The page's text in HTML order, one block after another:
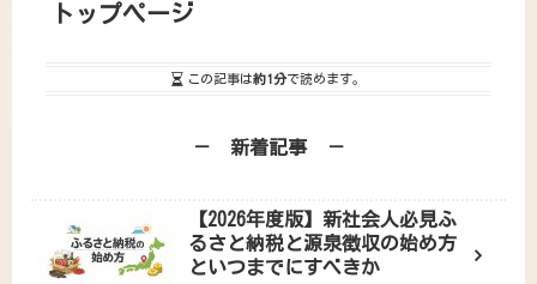
トップページ
この記事は約1分で読めます。
－ 新着記事 －
【2026年度版】新社会人必見ふ
るさと納税と源泉徴収の始め方
といつまでにすべきか